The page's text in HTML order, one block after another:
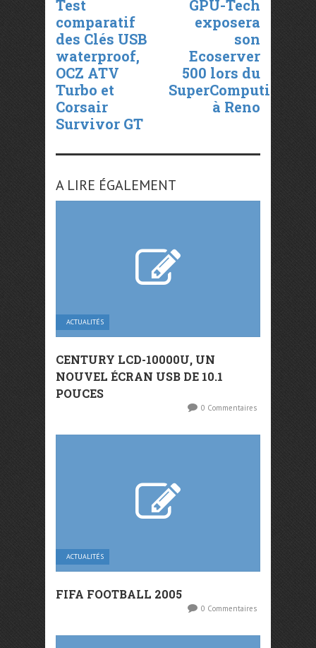
Test
comparatif
des Clés USB
waterproof,
OCZ ATV
Turbo et
Corsair
Survivor GT
GPU-Tech
exposera
son
Ecoserver
500 lors du
SuperComputing
à Reno
A LIRE ÉGALEMENT
ACTUALITÉS
CENTURY LCD-10000U, UN
NOUVEL ÉCRAN USB DE 10.1
POUCES
0 Commentaires
ACTUALITÉS
FIFA FOOTBALL 2005
0 Commentaires